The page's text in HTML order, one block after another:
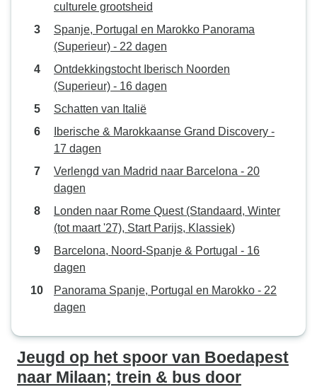
culturele grootsheid
Spanje, Portugal en Marokko Panorama
(Superieur) - 22 dagen
Ontdekkingstocht Iberisch Noorden
(Superieur) - 16 dagen
Schatten van Italië
Iberische & Marokkaanse Grand Discovery -
17 dagen
Verlengd van Madrid naar Barcelona - 20
dagen
Londen naar Rome Quest (Standaard, Winter
(tot maart '27), Start Parijs, Klassiek)
Barcelona, Noord-Spanje & Portugal - 16
dagen
Panorama Spanje, Portugal en Marokko - 22
dagen
Jeugd op het spoor van Boedapest
naar Milaan; trein & bus door